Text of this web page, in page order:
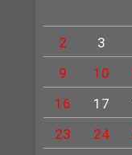
2
3
9
10
16
17
23
24